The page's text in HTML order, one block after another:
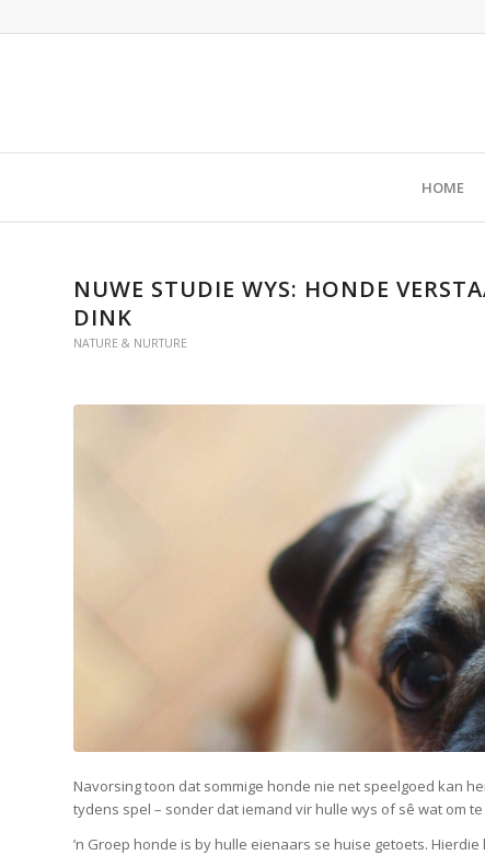
HOME
NUWE STUDIE WYS: HONDE
DINK
NATURE & NURTURE
Navorsing toon dat sommige honde nie net speelgoed kan
tydens spel – sonder dat iemand vir hulle wys of sê wat om
’n Groep honde is by hulle eienaars se huise getoets.